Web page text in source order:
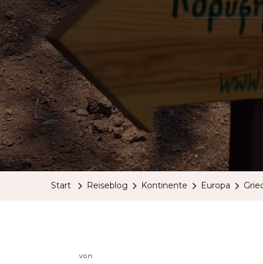
Start Reiseblog Kontinente Europa
von